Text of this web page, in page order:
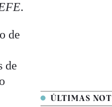
.
de
de
ÚLTIMAS